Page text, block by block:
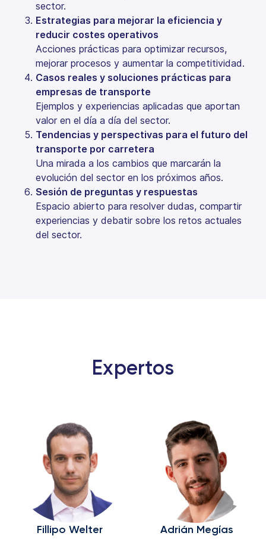
sector.
Estrategias para mejorar la eficiencia y
reducir costes operativos
Acciones prácticas para optimizar recursos,
mejorar procesos y aumentar la competitividad.
Casos reales y soluciones prácticas para
empresas de transporte
Ejemplos y experiencias aplicadas que aportan
valor en el día a día del sector.
Tendencias y perspectivas para el futuro del
transporte por carretera
Una mirada a los cambios que marcarán la
evolución del sector en los próximos años.
Sesión de preguntas y respuestas
Espacio abierto para resolver dudas, compartir
experiencias y debatir sobre los retos actuales
del sector.
Expertos
Fillipo Welter Adrián Megías